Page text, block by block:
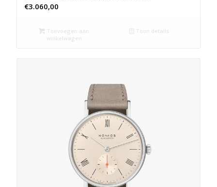
€3.060,00
Toevoegen aan
winkelwagen
Toon details